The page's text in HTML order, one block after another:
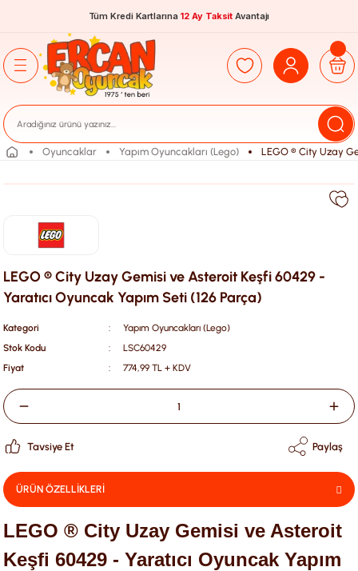
Tüm Kredi Kartlarına 12 Ay Taksit Avantajı
Oyuncaklar Yapım Oyuncakları (Lego) LEGO ® City Uzay
LEGO ® City Uzay Gemisi ve Asteroit Keşfi 60429 -
Yaratıcı Oyuncak Yapım Seti (126 Parça)
Kategori
Yapım Oyuncakları (Lego)
Stok Kodu
LSC60429
Fiyat
774,99 TL + KDV
Tavsiye Et Paylaş
ÜRÜN ÖZELLİKLERİ
LEGO ® City Uzay Gemisi ve Asteroit
Keşfi 60429 - Yaratıcı Oyuncak Yapım